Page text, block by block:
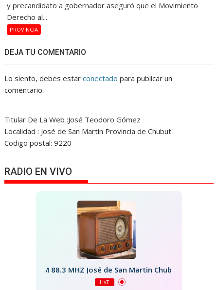
y precandidato a gobernador aseguró que el Movimiento
Derecho al...
PROVINCIA
DEJA TU COMENTARIO
Lo siento, debes estarconectado para publicar un
comentario.
Titular De La Web :José Teodoro Gómez
Localidad : José de San Martín Provincia de Chubut
Codigo postal: 9220
RADIO EN VIVO
FM 88.3 MHZ José de San Martin Chubut
LIVE